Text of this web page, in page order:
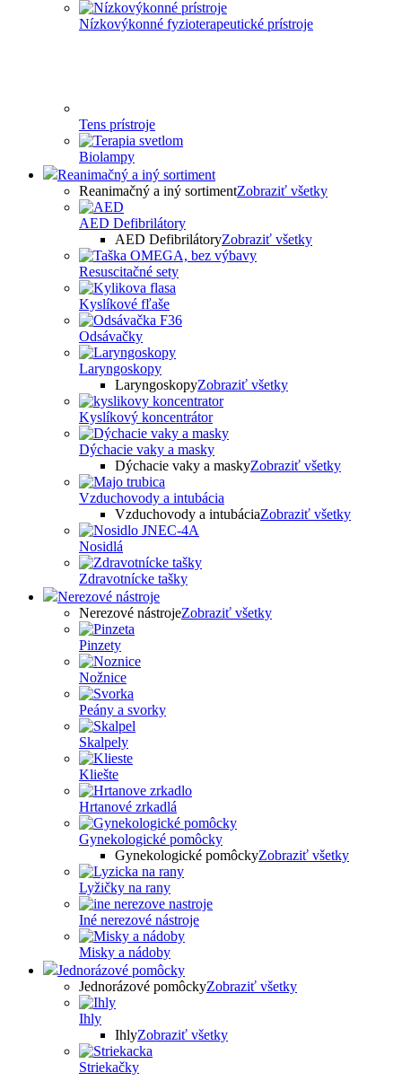
Nízkovýkonné fyzioterapeutické prístroje
Tens prístroje
Biolampy
Reanimačný a iný sortiment
Reanimačný a iný sortimentZobraziť všetky
AED Defibrilátory
AED DefibrilátoryZobraziť všetky
Resuscitačné sety
Kyslíkové fľaše
Odsávačky
Laryngoskopy
LaryngoskopyZobraziť všetky
Kyslíkový koncentrátor
Dýchacie vaky a masky
Dýchacie vaky a maskyZobraziť všetky
Vzduchovody a intubácia
Vzduchovody a intubáciaZobraziť všetky
Nosidlá
Zdravotnícke tašky
Nerezové nástroje
Nerezové nástrojeZobraziť všetky
Pinzety
Nožnice
Peány a svorky
Skalpely
Kliešte
Hrtanové zrkadlá
Gynekologické pomôcky
Gynekologické pomôckyZobraziť všetky
Lyžičky na rany
Iné nerezové nástroje
Misky a nádoby
Jednorázové pomôcky
Jednorázové pomôckyZobraziť všetky
Ihly
IhlyZobraziť všetky
Striekačky